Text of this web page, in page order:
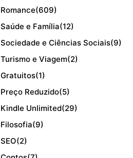
Romance(609)
Saúde e Família(12)
Sociedade e Ciências Sociais(9)
Turismo e Viagem(2)
Gratuitos(1)
Preço Reduzido(5)
Kindle Unlimited(29)
Filosofia(9)
SEO(2)